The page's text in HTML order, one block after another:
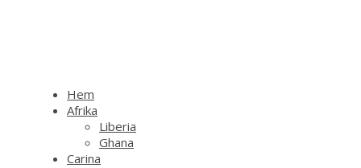
Hem
Afrika
Liberia
Ghana
Carina